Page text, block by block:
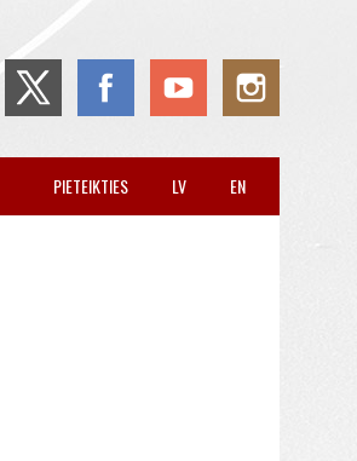
EN
LV
PIETEIKTIES